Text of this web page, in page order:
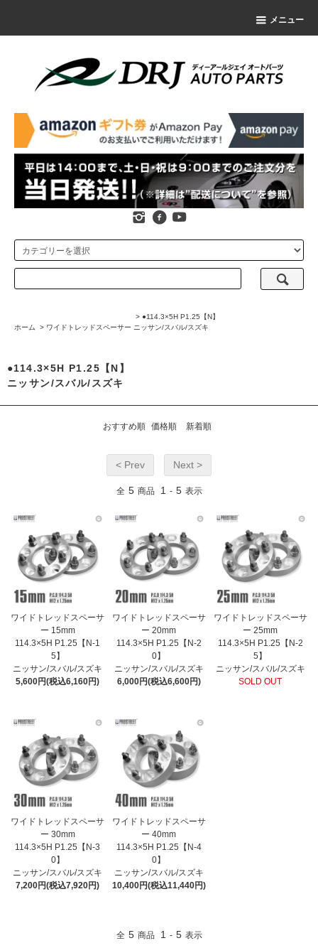
メニュー
ホーム > ワイドトレッドスペーサー
> ●114.3×5H P1.25【N】
ニッサン/スバル/スズキ
●114.3×5H P1.25【N】
ニッサン/スバル/スズキ
おすすめ順 価格順 新着順
< Prev Next >
全 5 商品 1 - 5 表示
ワイドトレッドスペーサ
ー 15mm
114.3×5H P1.25【N-1
5】
ニッサン/スバル/スズキ
5,600円(税込6,160円)
ワイドトレッドスペーサ
ー 20mm
114.3×5H P1.25【N-2
0】
ニッサン/スバル/スズキ
6,000円(税込6,600円)
ワイドトレッドスペーサ
ー 25mm
114.3×5H P1.25【N-2
5】
ニッサン/スバル/スズキ
SOLD OUT
ワイドトレッドスペーサ
ー 30mm
114.3×5H P1.25【N-3
0】
ニッサン/スバル/スズキ
7,200円(税込7,920円)
ワイドトレッドスペーサ
ー 40mm
114.3×5H P1.25【N-4
0】
ニッサン/スバル/スズキ
10,400円(税込11,440円)
全 5 商品 1 - 5 表示